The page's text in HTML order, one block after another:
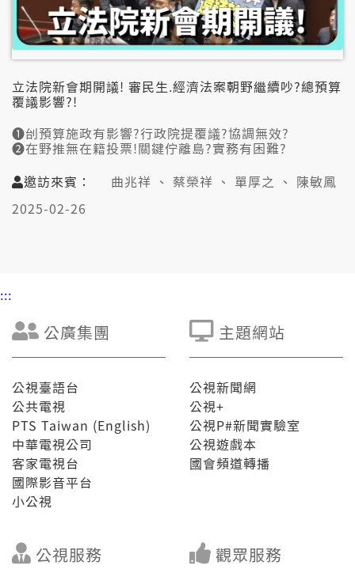
立法院新會期開議! 審民生.經濟法案朝野繼續吵?總預算
覆議影響?!
➊刣預算施政有影響?行政院提覆議?協調無效?
➋在野推無在籍投票!關鍵佇離島?實務有困難?
➍新會期閣冤?死結敨袂開!青貓仔咬雞毋肯放?
👤邀訪來賓:
邀訪來賓：
曲兆祥 、 蔡榮祥 、 單厚之 、 陳敏鳳
2025-02-26
:::
公廣集團
公視臺語台
公共電視
PTS Taiwan (English)
中華電視公司
客家電視台
國際影音平台
小公視
主題網站
公視新聞網
公視+
公視P#新聞實驗室
公視遊戲本
國會頻道轉播
公視服務 觀眾服務